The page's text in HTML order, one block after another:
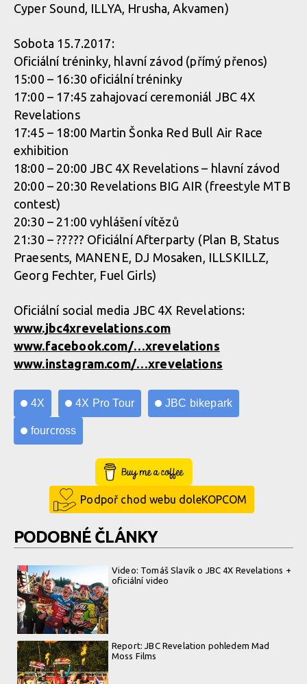
Cyper Sound, ILLYA, Hrusha, Akvamen)
Sobota 15.7.2017:
Oficiální tréninky, hlavní závod (přímý přenos)
15:00 – 16:30 oficiální tréninky
17:00 – 17:45 zahajovací ceremoniál JBC 4X
Revelations
17:45 – 18:00 Martin Šonka Red Bull Air Race
exhibition
18:00 – 20:00 JBC 4X Revelations – hlavní závod
20:00 – 20:30 Revelations BIG AIR (freestyle MTB
contest)
20:30 – 21:00 vyhlášení vítězů
21:30 – ????? Oficiální Afterparty (Plan B, Status
Praesents, MANENE, DJ Mosaken, ILLSKILLZ,
Georg Fechter, Fuel Girls)
Oficiální social media JBC 4X Revelations:
www.jbc4xrevelations.com
www.facebook.com/…xrevelations
www.instagram.com/…xrevelations
4X 4X Pro Tour JBC bikepark
fourcross
Buy Me a Coffee
Podpoř chod webu doleKOPCOM
PODOBNÉ ČLÁNKY
Video: Tomáš Slavík o JBC 4X Revelations +
oficiální video
Report: JBC Revelation pohledem Mad
Moss Films